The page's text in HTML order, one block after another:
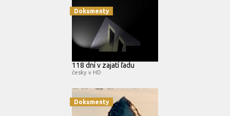
Dokumenty
118 dní v zajatí ľadu
česky v HD
Dokumenty